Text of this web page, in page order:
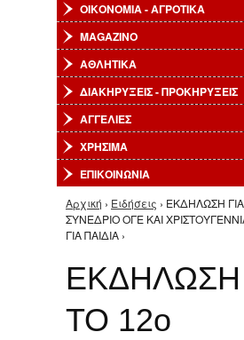
ΟΙΚΟΝΟΜΙΑ - ΑΓΡΟΤΙΚΑ
MAGAZINO
ΑΘΛΗΤΙΚΑ
ΔΙΑΚΗΡΥΞΕΙΣ - ΠΡΟΚΗΡΥΞΕΙΣ
ΑΓΓΕΛΙΕΣ
ΧΡΗΣΙΜΑ
ΕΠΙΚΟΙΝΩΝΙΑ
Είστε εδώ
Αρχική › Ειδήσεις › ΕΚΔΗΛΩΣΗ
ΣΥΝΕΔΡΙΟ ΟΓΕ ΚΑΙ
ΓΙΑ ΠΑΙΔΙΑ ›
ΕΚΔΗΛΩΣΗ
ΤΟ 12ο